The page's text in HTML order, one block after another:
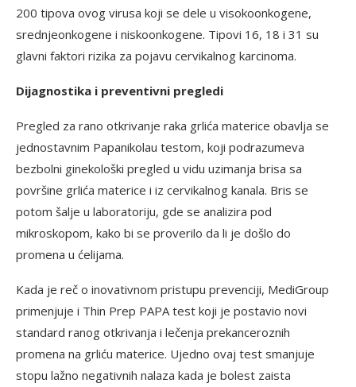
200 tipova ovog virusa koji se dele u visokoonkogene,
srednjeonkogene i niskoonkogene. Tipovi 16, 18 i 31 su
glavni faktori rizika za pojavu cervikalnog karcinoma.
Dijagnostika i preventivni pregledi
Pregled za rano otkrivanje raka grlića materice obavlja se
jednostavnim Papanikolau testom, koji podrazumeva
bezbolni ginekološki pregled u vidu uzimanja brisa sa
površine grlića materice i iz cervikalnog kanala. Bris se
potom šalje u laboratoriju, gde se analizira pod
mikroskopom, kako bi se proverilo da li je došlo do
promena u ćelijama.
Kada je reč o inovativnom pristupu prevenciji, MediGroup
primenjuje i Thin Prep PAPA test koji je postavio novi
standard ranog otkrivanja i lečenja prekanceroznih
promena na grliću materice. Ujedno ovaj test smanjuje
stopu lažno negativnih nalaza kada je bolest zaista